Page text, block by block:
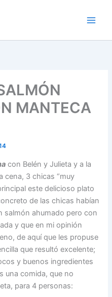
MANTECA
con Belén y Julieta y a la
cena, 3 chicas “muy
este delicioso plato
de las chicas habían
salmón ahumado pero con
y que en mi opinión
de aquí que les propuse
que resultó excelente;
y buenos ingredientes
una comida, que no
para 4 personas: